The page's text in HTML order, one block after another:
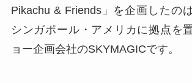
Pikachu & Friends」を企画したの
シンガポール・アメリカに拠点を
ョー企画会社のSKYMAGICです。